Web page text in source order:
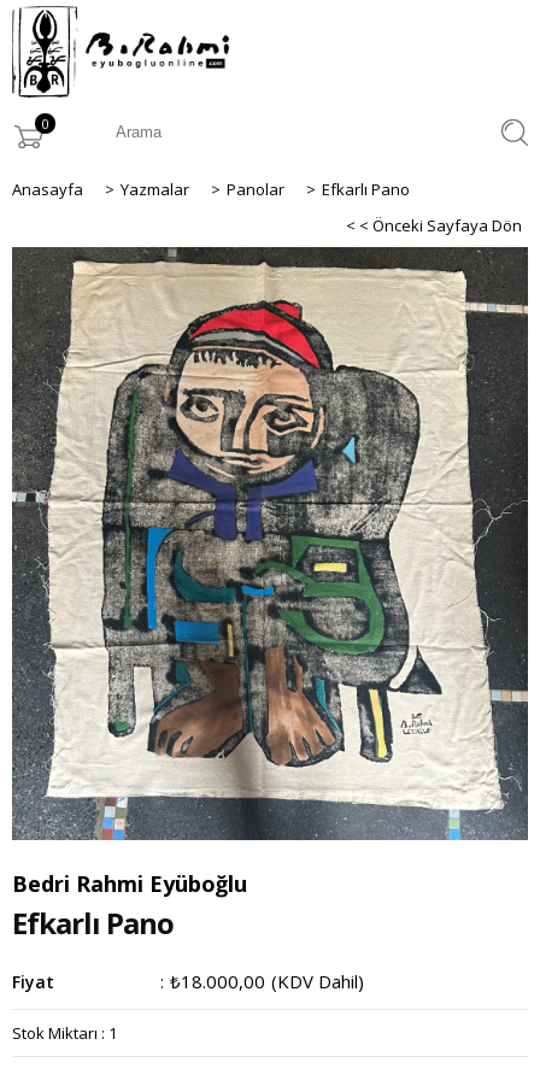
0
Anasayfa > Yazmalar > Panolar > Efkarlı Pano
< < Önceki Sayfaya Dön
Bedri Rahmi Eyüboğlu
Efkarlı Pano
Fiyat : ₺18.000,00 (KDV Dahil)
Stok Miktarı : 1